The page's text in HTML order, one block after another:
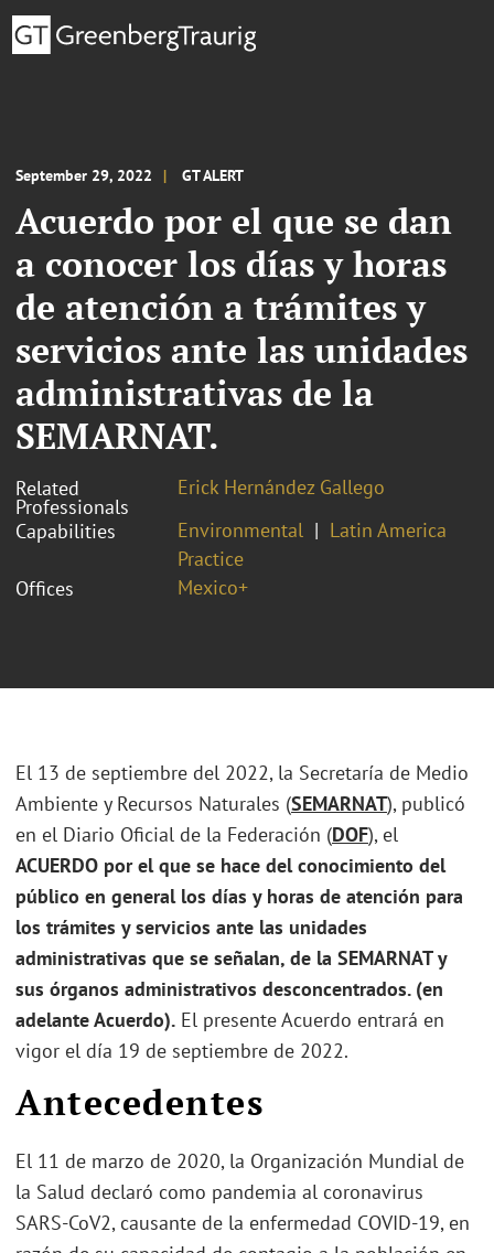
September 29, 2022 GT ALERT
Acuerdo por el que se dan
a conocer los días y horas
de atención a trámites y
servicios ante las unidades
administrativas de la
SEMARNAT.
Related
Professionals
Erick Hernández Gallego
Capabilities
Environmental
Latin America
Practice
Offices
Mexico+
El 13 de septiembre del 2022, la Secretaría de Medio
Ambiente y Recursos Naturales (SEMARNAT), publicó
en el Diario Oficial de la Federación (DOF), el
ACUERDO por el que se hace del conocimiento del
público en general los días y horas de atención para
los trámites y servicios ante las unidades
administrativas que se señalan, de la SEMARNAT y
sus órganos administrativos desconcentrados. (en
adelante Acuerdo). El presente Acuerdo entrará en
vigor el día 19 de septiembre de 2022.
Antecedentes
El 11 de marzo de 2020, la Organización Mundial de
la Salud declaró como pandemia al coronavirus
SARS-CoV2, causante de la enfermedad COVID-19, en